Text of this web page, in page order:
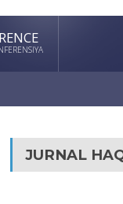
JURNAL